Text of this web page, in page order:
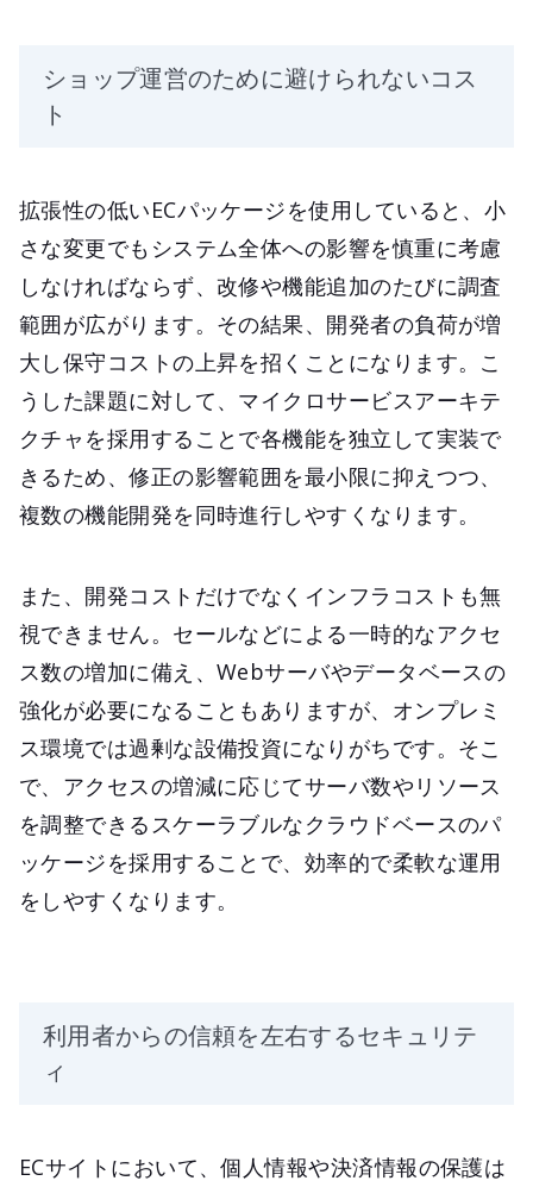
ショップ運営のために避けられないコス
ト
拡張性の低いECパッケージを使用していると、小
さな変更でもシステム全体への影響を慎重に考慮
しなければならず、改修や機能追加のたびに調査
範囲が広がります。その結果、開発者の負荷が増
大し保守コストの上昇を招くことになります。こ
うした課題に対して、マイクロサービスアーキテ
クチャを採用することで各機能を独立して実装で
きるため、修正の影響範囲を最小限に抑えつつ、
複数の機能開発を同時進行しやすくなります。
また、開発コストだけでなくインフラコストも無
視できません。セールなどによる一時的なアクセ
ス数の増加に備え、Webサーバやデータベースの
強化が必要になることもありますが、オンプレミ
ス環境では過剰な設備投資になりがちです。そこ
で、アクセスの増減に応じてサーバ数やリソース
を調整できるスケーラブルなクラウドベースのパ
ッケージを採用することで、効率的で柔軟な運用
をしやすくなります。
利用者からの信頼を左右するセキュリテ
ィ
ECサイトにおいて、個人情報や決済情報の保護は